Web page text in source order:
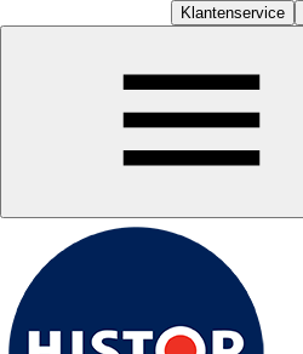
Klantenservice